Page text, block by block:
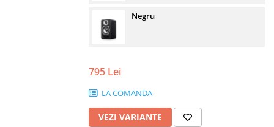
Negru
795 Lei
LA COMANDA
VEZI VARIANTE